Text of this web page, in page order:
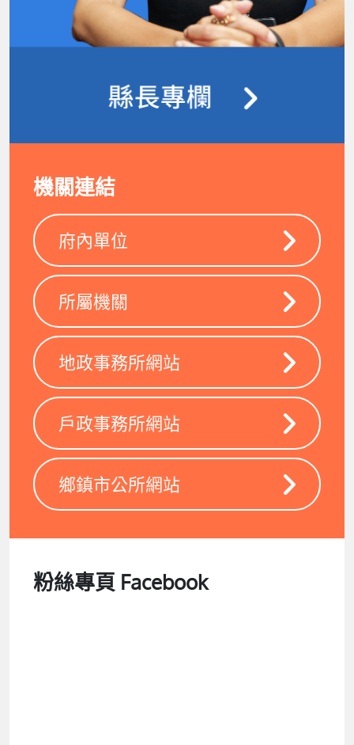
機關連結
府內單位
所屬機關
地政事務所網站
戶政事務所網站
鄉鎮市公所網站
粉絲專頁 Facebook